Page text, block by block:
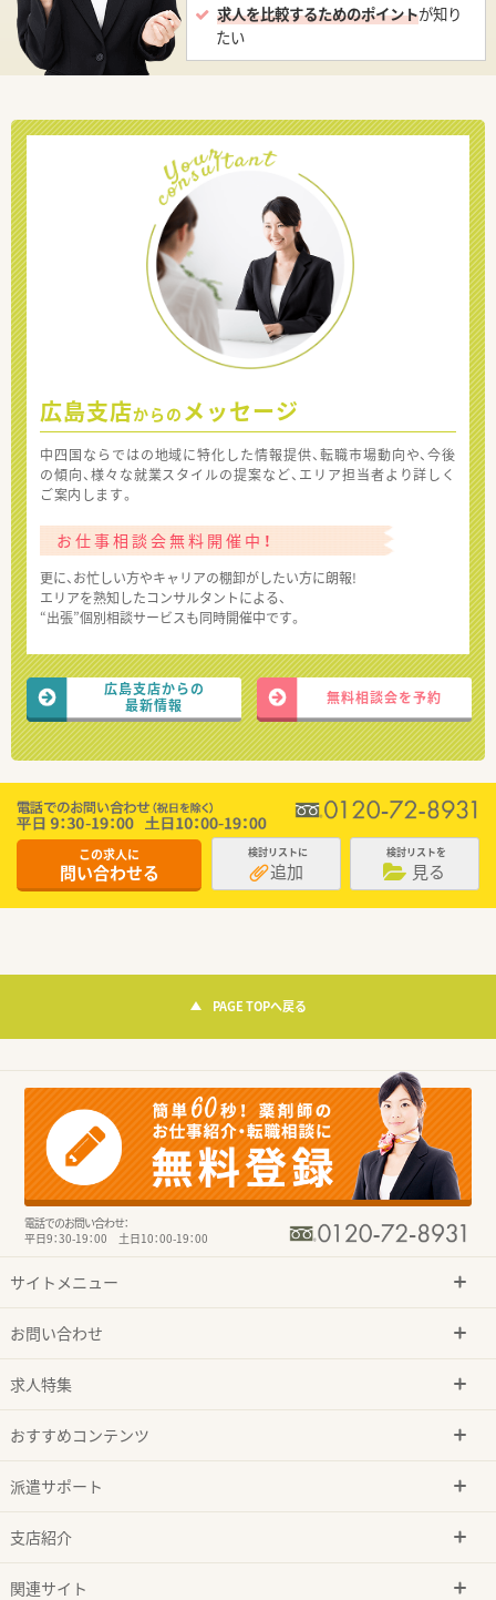
求人を比較するためのポイントが知り
たい
広島支店からの メッセージ
中四国ならではの地域に特化した情報提供、転職市場動向や、今後
の傾向、様々な就業スタイルの提案など、エリア担当者より詳しく
ご案内します。
お仕事相談会無料開催中！
更に、お忙しい方やキャリアの棚卸がしたい方に朗報!
エリアを熟知したコンサルタントによる、
“出張”個別相談サービスも同時開催中です。
広島支店からの
最新情報
無料相談会を予約
この求人に
問い合わせる
検討リストに
追加
検討リストを
見る
PAGE TOPへ戻る
電話でのお問い合わせ：
平日9：30-19：00 土日10：00-19：00
サイトメニュー
お問い合わせ
求人特集
おすすめコンテンツ
派遣サポート
支店紹介
関連サイト